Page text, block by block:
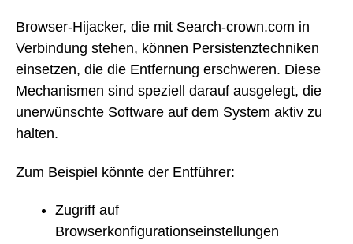
Browser-Hijacker, die mit Search-crown.com in
Verbindung stehen, können Persistenztechniken
einsetzen, die die Entfernung erschweren. Diese
Mechanismen sind speziell darauf ausgelegt, die
unerwünschte Software auf dem System aktiv zu
halten.
Zum Beispiel könnte der Entführer:
Zugriff auf
Browserkonfigurationseinstellungen